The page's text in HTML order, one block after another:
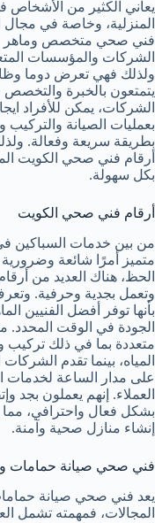
يعاني الكثير من
المنزلية، وخاصة في
فني صحي متخصص وماهر في
الشركات والمؤسسات
ولذلك فهي تعرض دوما
يتمتعون بالخبرة
الشركات، يمكن للأفراد
بعمليات الصيانة
بطريقة سريعة وفعالة.
أرقام فني صحي الكويت
بكل سهولة.
أرقام فني صحي الكويت
من بين خدمات السباكين
متميز أمرًا شائعة
الحظ، هناك العديد من
وتعمل بجدية وحرفية.
بأنها توفر أفضل الفنيين
الجودة في الوقت المحدد.
متعددة بما في ذلك
المياه، بينما تقدم
على مدار الساعة لخدمات
العملاء. إنهم يعملون بجد
بشكل فعال واحترافي،
إنشاء منازل صحية وآمنة.
فني صحي صيانة حمامات
يعد فني صحي صيانة
المجالات، فمهمته تشمل